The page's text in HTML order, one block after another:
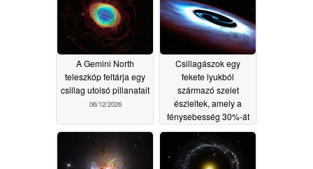
A Gemini North
teleszkóp feltárja egy
csillag utolsó pillanatait
06/12/2026
Csillagászok egy
fekete lyukból
származó szelet
észleltek, amely a
fénysebesség 30%-át
éri el06/11/2026